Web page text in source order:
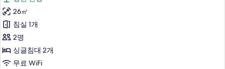
개
사
진
모
두
이
즈
침
대
개
자
다
드
트
윈
룸,
26㎡
침실 1개
2명
싱글침대 2개
무료 WiFi